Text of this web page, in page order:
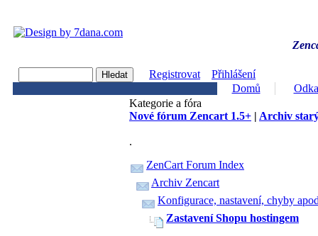
Registrovat
Přihlášení
Domů
Kategorie a fóra
Nové fórum Zencart 1.5+ | Archiv
.
ZenCart Forum Index
Archiv Zencart
Konfigurace, nastavení, chyby
Zastavení Shopu hostingem